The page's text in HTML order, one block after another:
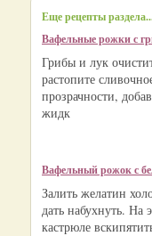
Еще рецепты
Вафельные рожки с
Грибы и лук
растопите
прозрачности,
жидк
Вафельный рожок с
Залить желатин
дать набухнуть. На
кастрюле